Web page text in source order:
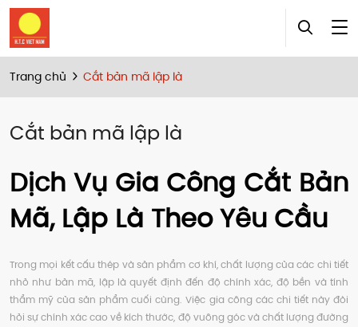
Trang chủ Cắt bản mã lập là
Cắt bản mã lập là
Dịch Vụ Gia Công Cắt Bản
Mã, Lập Là Theo Yêu Cầu
Trong mọi kết cấu thép và sản phẩm cơ khí, chất lượng của các chi tiết
nhỏ như bản mã, lập là quyết định đến độ chính xác, độ bền và tính
thẩm mỹ của sản phẩm cuối cùng. Việc gia công các chi tiết này đòi
hỏi sự chính xác cao về kích thước, độ vuông góc và chất lượng đường